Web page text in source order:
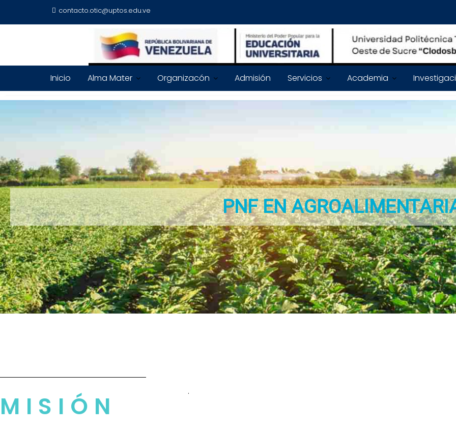
contacto.otic@uptos.edu.ve
Inicio Alma Mater Organizacón Admisión Servicios Academia
PNF EN
MISIÓN .